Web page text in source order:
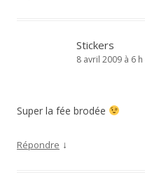
Stickers
8 avril 2009 à 6
Super la fée brodée
Répondre ↓